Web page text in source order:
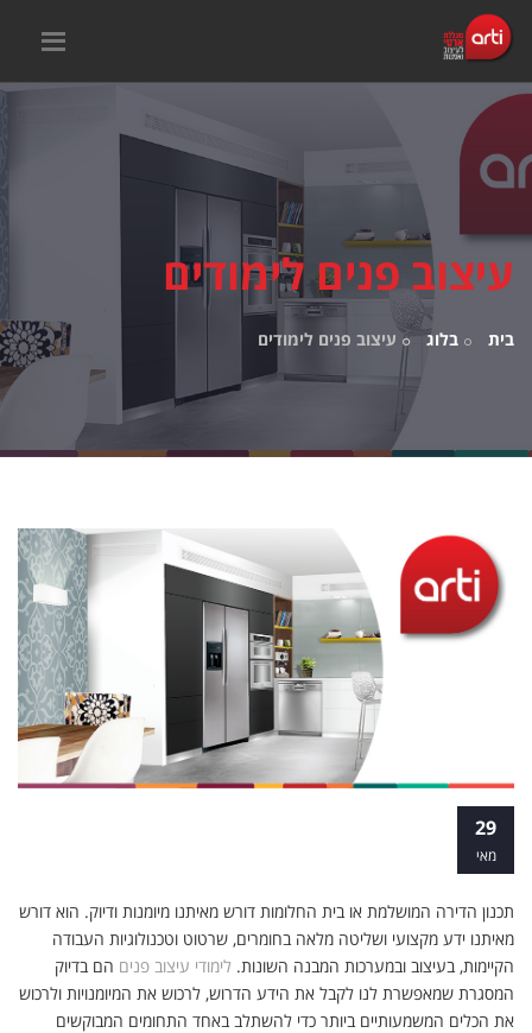
עיצוב פנים לימודים
בית בלוג עיצוב פנים לימודים
29
מאי
תכנון הדירה המושלמת או בית החלומות דורש מאיתנו מיומנות ודיוק. הוא דורש
מאיתנו ידע מקצועי ושליטה מלאה בחומרים, שרטוט וטכנולוגיות העבודה
הקיימות, בעיצוב ובמערכות המבנה השונות. לימודי עיצוב פנים הם בדיוק
המסגרת שמאפשרת לנו לקבל את הידע הדרוש, לרכוש את המיומנויות ולרכוש
את הכלים המשמעותיים ביותר כדי להשתלב באחד התחומים המבוקשים